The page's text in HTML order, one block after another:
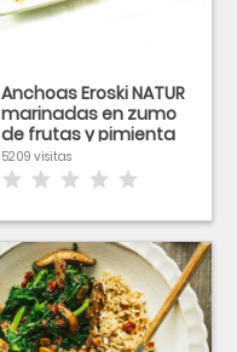
Anchoas Eroski NATUR
marinadas en zumo
de frutas y pimienta
5209 visitas